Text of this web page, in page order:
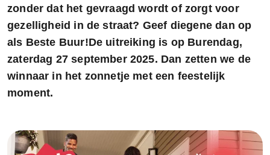
zonder dat het gevraagd wordt of zorgt voor
gezelligheid in de straat? Geef diegene dan op
als Beste Buur!De uitreiking is op Burendag,
zaterdag 27 september 2025. Dan zetten we de
winnaar in het zonnetje met een feestelijk
moment.